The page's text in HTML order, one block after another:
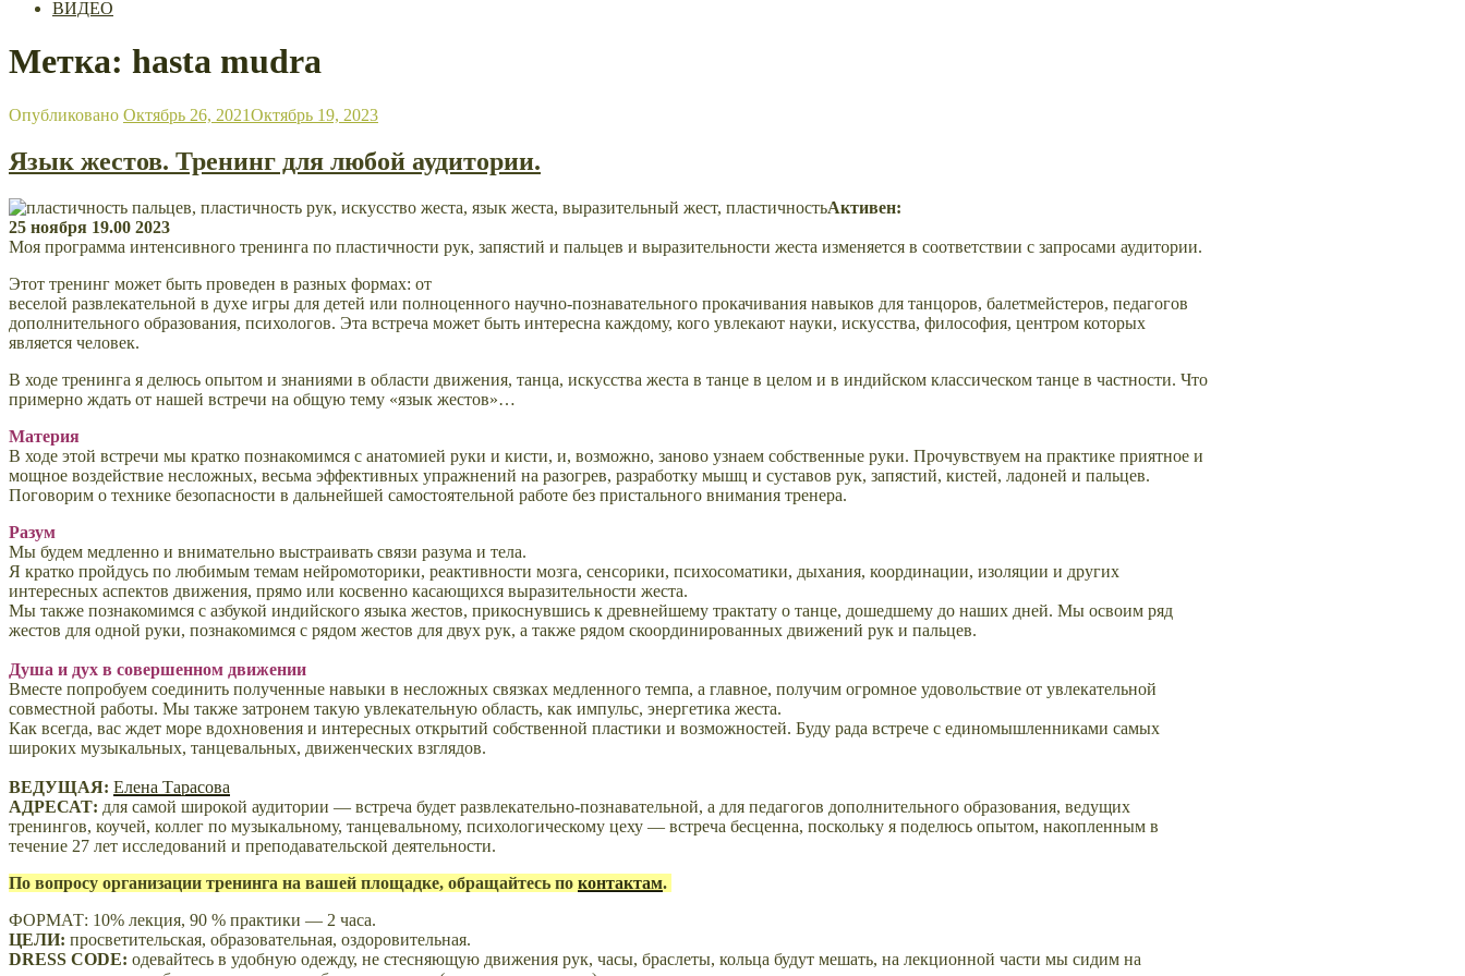
ВИДЕО
Метка: hasta mudra
Опубликовано Октябрь 26, 2021Октябрь 19, 2023
Язык жестов. Тренинг для любой аудитории.
Активен:
25 ноября 19.00 2023
Моя программа интенсивного тренинга по пластичности рук, запястий и пальцев и выразительности жеста изменяется в соответствии с запросами аудитории.
Этот тренинг может быть проведен в разных формах: от
веселой развлекательной в духе игры для детей или полноценного научно-познавательного прокачивания навыков для танцоров, балетмейстеров, педагогов
дополнительного образования, психологов. Эта встреча может быть интересна каждому, кого увлекают науки, искусства, философия, центром которых
является человек.
В ходе тренинга я делюсь опытом и знаниями в области движения, танца, искусства жеста в танце в целом и в индийском классическом танце в частности. Что
примерно ждать от нашей встречи на общую тему «язык жестов»…
Материя
В ходе этой встречи мы кратко познакомимся с анатомией руки и кисти, и, возможно, заново узнаем собственные руки. Прочувствуем на практике приятное и
мощное воздействие несложных, весьма эффективных упражнений на разогрев, разработку мышц и суставов рук, запястий, кистей, ладоней и пальцев.
Поговорим о технике безопасности в дальнейшей самостоятельной работе без пристального внимания тренера.
Разум
Мы будем медленно и внимательно выстраивать связи разума и тела.
Я кратко пройдусь по любимым темам нейромоторики, реактивности мозга, сенсорики, психосоматики, дыхания, координации, изоляции и других
интересных аспектов движения, прямо или косвенно касающихся выразительности жеста.
Мы также познакомимся с азбукой индийского языка жестов, прикоснувшись к древнейшему трактату о танце, дошедшему до наших дней. Мы освоим ряд
жестов для одной руки, познакомимся с рядом жестов для двух рук, а также рядом скоординированных движений рук и пальцев.
Душа и дух в совершенном движении
Вместе попробуем соединить полученные навыки в несложных связках медленного темпа, а главное, получим огромное удовольствие от увлекательной
совместной работы. Мы также затронем такую увлекательную область, как импульс, энергетика жеста.
Как всегда, вас ждет море вдохновения и интересных открытий собственной пластики и возможностей. Буду рада встрече с единомышленниками самых
широких музыкальных, танцевальных, движенческих взглядов.
ВЕДУЩАЯ: Елена Тарасова
АДРЕСАТ: для самой широкой аудитории — встреча будет развлекательно-познавательной, а для педагогов дополнительного образования, ведущих
тренингов, коучей, коллег по музыкальному, танцевальному, психологическому цеху — встреча бесценна, поскольку я поделюсь опытом, накопленным в
течение 27 лет исследований и преподавательской деятельности.
По вопросу организации тренинга на вашей площадке, обращайтесь по контактам.
ФОРМАТ: 10% лекция, 90 % практики — 2 часа.
ЦЕЛИ: просветительская, образовательная, оздоровительная.
DRESS CODE: одевайтесь в удобную одежду, не стесняющую движения рук, часы, браслеты, кольца будут мешать, на лекционной части мы сидим на